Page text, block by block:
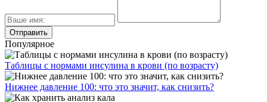
Популярное
Таблицы с нормами инсулина в крови (по возрасту)
Нижнее давление 100: что это значит, как снизить?